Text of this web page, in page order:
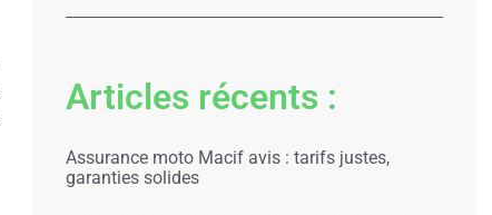
Articles récents :
Assurance moto Macif avis : tarifs justes,
garanties solides